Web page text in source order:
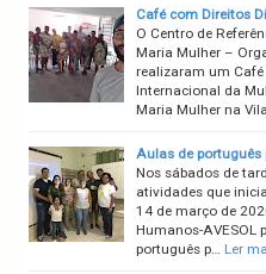
Café com Direitos
O Centro de
Maria Mulher –
realizaram um
Internacional da
Maria Mulher na
Aulas de português
Nos sábados de
atividades que
14 de março de
Humanos-AVESOL
português p… Ler